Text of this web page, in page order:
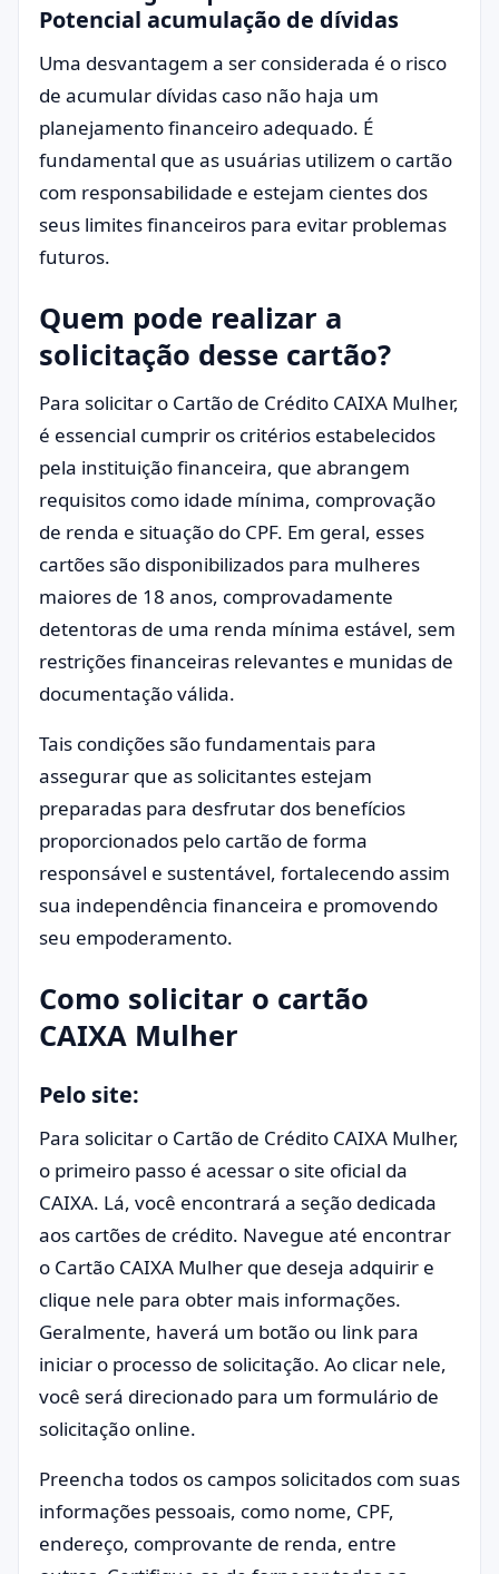
Potencial acumulação de dívidas
Uma desvantagem a ser considerada é o risco
de acumular dívidas caso não haja um
planejamento financeiro adequado. É
fundamental que as usuárias utilizem o cartão
com responsabilidade e estejam cientes dos
seus limites financeiros para evitar problemas
futuros.
Quem pode realizar a
solicitação desse cartão?
Para solicitar o Cartão de Crédito CAIXA Mulher,
é essencial cumprir os critérios estabelecidos
pela instituição financeira, que abrangem
requisitos como idade mínima, comprovação
de renda e situação do CPF. Em geral, esses
cartões são disponibilizados para mulheres
maiores de 18 anos, comprovadamente
detentoras de uma renda mínima estável, sem
restrições financeiras relevantes e munidas de
documentação válida.
Tais condições são fundamentais para
assegurar que as solicitantes estejam
preparadas para desfrutar dos benefícios
proporcionados pelo cartão de forma
responsável e sustentável, fortalecendo assim
sua independência financeira e promovendo
seu empoderamento.
Como solicitar o cartão
CAIXA Mulher
Pelo site:
Para solicitar o Cartão de Crédito CAIXA Mulher,
o primeiro passo é acessar o site oficial da
CAIXA. Lá, você encontrará a seção dedicada
aos cartões de crédito. Navegue até encontrar
o Cartão CAIXA Mulher que deseja adquirir e
clique nele para obter mais informações.
Geralmente, haverá um botão ou link para
iniciar o processo de solicitação. Ao clicar nele,
você será direcionado para um formulário de
solicitação online.
Preencha todos os campos solicitados com suas
informações pessoais, como nome, CPF,
endereço, comprovante de renda, entre